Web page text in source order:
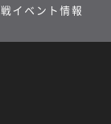
イベント情報